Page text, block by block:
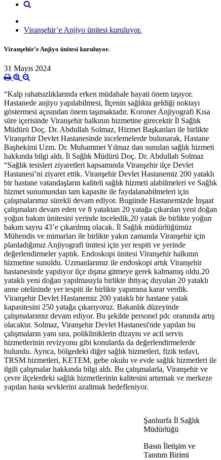
Viranşehir’e Anjiyo ünitesi kuruluyor.
Viranşehir’e Anjiyo ünitesi kuruluyor.
31 Mayıs 2024
“Kalp rahatsızlıklarında erken müdahale hayati önem taşıyor.
Hastanede anjiyo yapılabilmesi, İlçenin sağlıkta geldiği noktayı
göstermesi açısından önem taşımaktadır. Koroner Anjiyografi Kısa
süre içerisinde Viranşehir halkının hizmetine girecektir İl Sağlık
Müdürü Doç. Dr. Abdullah Solmaz, Hizmet Başkanları ile birlikte
Viranşehir Devlet Hastanesinde incelemelerde bulunarak, Hastane
Başhekimi Uzm. Dr. Muhammet Yılmaz dan sunulan sağlık hizmeti
hakkında bilgi aldı. İl Sağlık Müdürü Doç. Dr. Abdullah Solmaz
“Sağlık tesisleri ziyaretleri kapsamında Viranşehir ilçe Devlet
Hastanesi’ni ziyaret ettik. Viranşehir Devlet Hastanemiz 200 yataklı
bir hastane vatandaşların kaliteli sağlık hizmeti alabilmeleri ve Sağlık
hizmet sunumundan tam kapasite ile faydalanabilmeleri için
çalışmalarımız sürekli devam ediyor. Bugünde Hastanemizde İnşaat
çalışmaları devam eden ve 8 yataktan 20 yatağa çıkarılan yeni doğan
yoğun bakım ünitesini yerinde inceledik,20 yatak ile birlikte yoğun
bakım sayısı 43’e çıkarılmış olacak. İl Sağlık müdürlüğümüz
Mühendis ve mimarları ile birlikte yakın zamanda Viranşehir için
planladığımız Anjiyografi ünitesi için yer tespiti ve yerinde
değerlendirmeler yaptık. Endoskopi ünitesi Viranşehir halkının
hizmetine sunuldu. Uzmanlarımız ile endoskopi artık Viranşehir
hastanesinde yapılıyor ilçe dışına gitmeye gerek kalmamış oldu.20
yataklı yeni doğan yapılmasıyla birlikte ihtiyaç duyulan 20 yataklı
anne otelininde yer tespiti ile birlikte yapımına karar verdik.
Viranşehir Devlet Hastanemiz 200 yataklı bir hastane yatak
kapasitesini 250 yatağa çıkarıyoruz. Bakanlık düzeyinde
çalışmalarımız devam ediyor. Bu şekilde personel pdc oranında artış
olacaktır. Solmaz, Viranşehir Devlet Hastanesi'nde yapılan bu
çalışmaların yanı sıra, polikliniklerin dizaynı ve acil servis
hizmetlerinin revizyonu gibi konularda da değerlendirmelerde
bulundu. Ayrıca, bölgedeki diğer sağlık hizmetleri, fizik tedavi,
TRSM hizmetleri, KETEM, gebe okulu ve evde sağlık hizmetleri ile
ilgili çalışmalar hakkında bilgi aldı. Bu çalışmalarla, Viranşehir ve
çevre ilçelerdeki sağlık hizmetlerinin kalitesini artırmak ve merkeze
yapılan hasta sevklerini azaltmak hedefleniyor.
Şanlıurfa İl Sağlık
Müdürlüğü
Basın İletişim ve
Tanıtım Birimi